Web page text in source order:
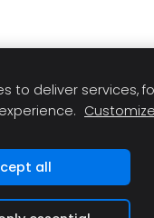
to deliver services,
Customize
all